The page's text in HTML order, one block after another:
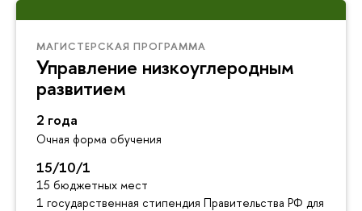
МАГИСТЕРСКАЯ ПРОГРАММА
Управление низкоуглеродным
развитием
2 года
Очная форма обучения
15/10/1
15 бюджетных мест
1 государственная стипендия Правительства РФ для